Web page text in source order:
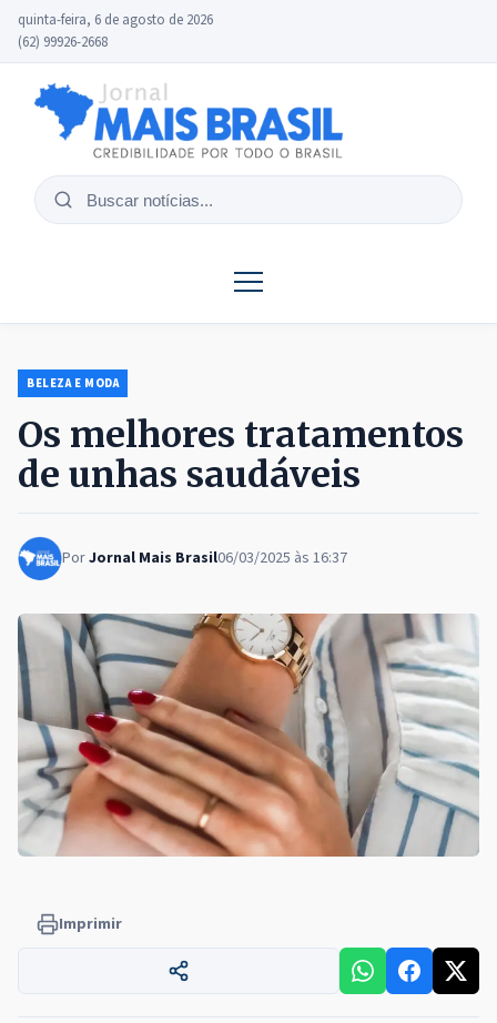
quinta-feira, 6 de agosto de 2026
(62) 99926-2668
Buscar
BELEZA E MODA
Os melhores tratamentos
de unhas saudáveis
PorJornal Mais Brasil06/03/2025 às 16:37
Imprimir